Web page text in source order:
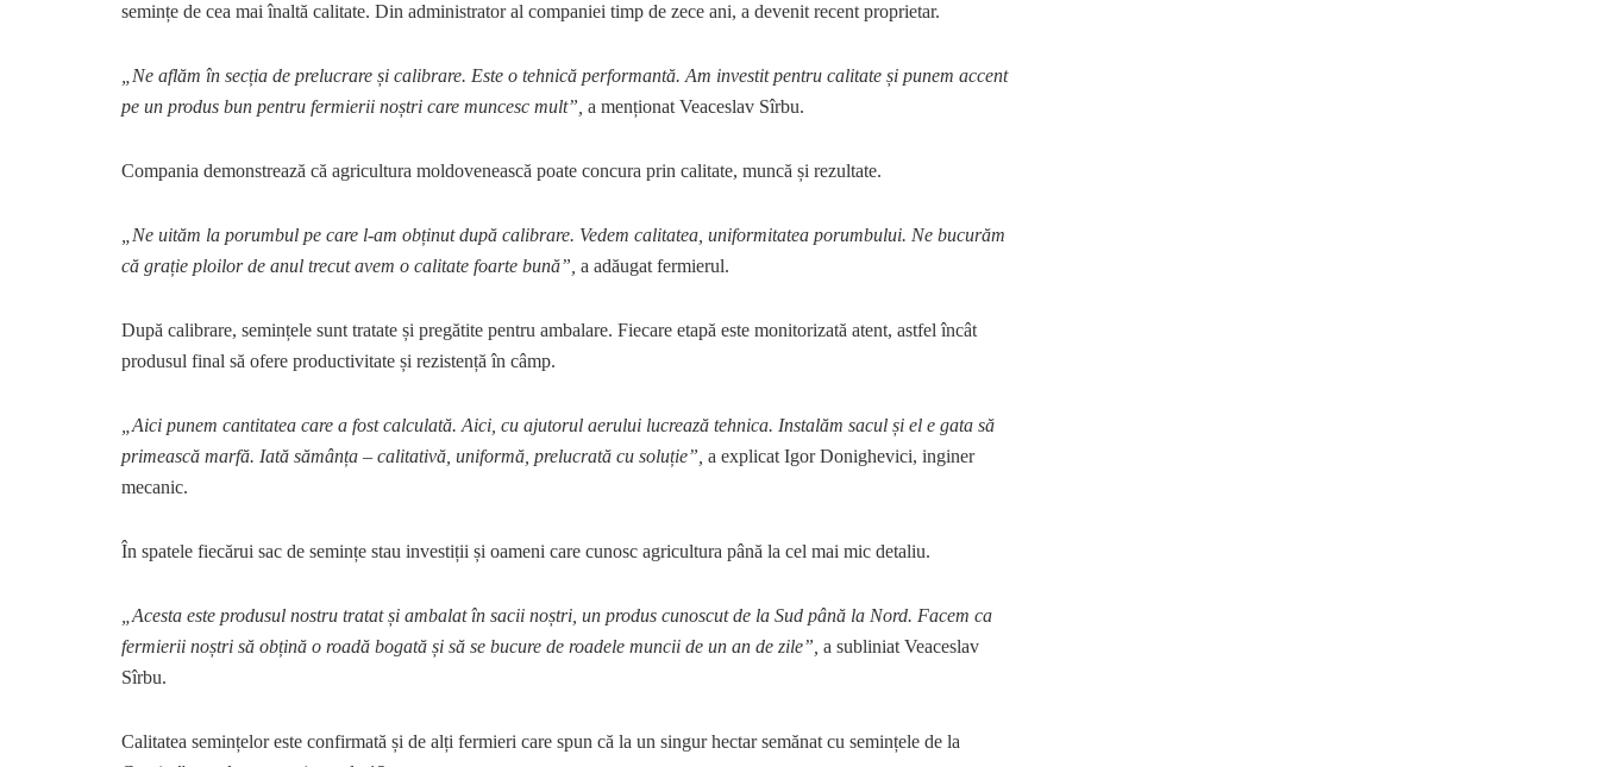
semințe de cea mai înaltă calitate. Din administrator al companiei timp de zece ani, a devenit recent proprietar.
„Ne aflăm în secția de prelucrare și calibrare. Este o tehnică performantă. Am investit pentru calitate și punem accent
pe un produs bun pentru fermierii noștri care muncesc mult”, a menționat Veaceslav Sîrbu.
Compania demonstrează că agricultura moldovenească poate concura prin calitate, muncă și rezultate.
„Ne uităm la porumbul pe care l-am obținut după calibrare. Vedem calitatea, uniformitatea porumbului. Ne bucurăm
că grație ploilor de anul trecut avem o calitate foarte bună”, a adăugat fermierul.
După calibrare, semințele sunt tratate și pregătite pentru ambalare. Fiecare etapă este monitorizată atent, astfel încât
produsul final să ofere productivitate și rezistență în câmp.
„Aici punem cantitatea care a fost calculată. Aici, cu ajutorul aerului lucrează tehnica. Instalăm sacul și el e gata să
primească marfă. Iată sămânța – calitativă, uniformă, prelucrată cu soluție”, a explicat Igor Donighevici, inginer
mecanic.
În spatele fiecărui sac de semințe stau investiții și oameni care cunosc agricultura până la cel mai mic detaliu.
„Acesta este produsul nostru tratat și ambalat în sacii noștri, un produs cunoscut de la Sud până la Nord. Facem ca
fermierii noștri să obțină o roadă bogată și să se bucure de roadele muncii de un an de zile”, a subliniat Veaceslav
Sîrbu.
Calitatea semințelor este confirmată și de alți fermieri care spun că la un singur hectar semănat cu semințele de la